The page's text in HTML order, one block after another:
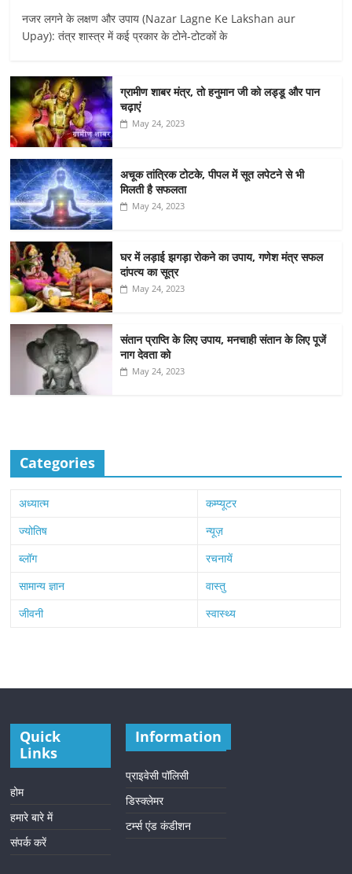
नजर लगने के लक्षण और उपाय (Nazar Lagne Ke Lakshan aur
Upay): तंत्र शास्त्र में कई प्रकार के टोने-टोटकों के
ग्रामीण शाबर मंत्र, तो हनुमान जी को लड्डू और पान
चढ़ाएं
May 24, 2023
अचूक तांत्रिक टोटके, पीपल में सूत लपेटने से भी
मिलती है सफलता
May 24, 2023
घर में लड़ाई झगड़ा रोकने का उपाय, गणेश मंत्र सफल
दांपत्य का सूत्र
May 24, 2023
संतान प्राप्ति के लिए उपाय, मनचाही संतान के लिए पूजें
नाग देवता को
May 24, 2023
Categories
अध्यात्म
कम्प्यूटर
ज्योतिष
न्यूज़
ब्लॉग
रचनायें
सामान्य ज्ञान
वास्तु
जीवनी
स्वास्थ्य
Quick
Links
होम
हमारे बारे में
संपर्क करें
Information
प्राइवेसी पॉलिसी
डिस्क्लेमर
टर्म्स एंड कंडीशन